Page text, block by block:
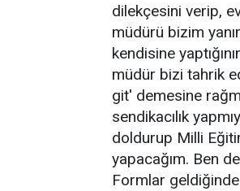
dilekçesini verip,
müdürü bizim
kendisine
müdür bizi tahrik
git' demesine
sendikacılık
doldurup Milli
yapacağım. Ben
Formlar